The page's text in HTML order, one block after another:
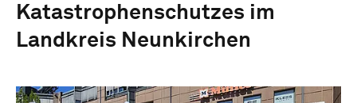
Katastrophenschutzes im
Landkreis Neunkirchen